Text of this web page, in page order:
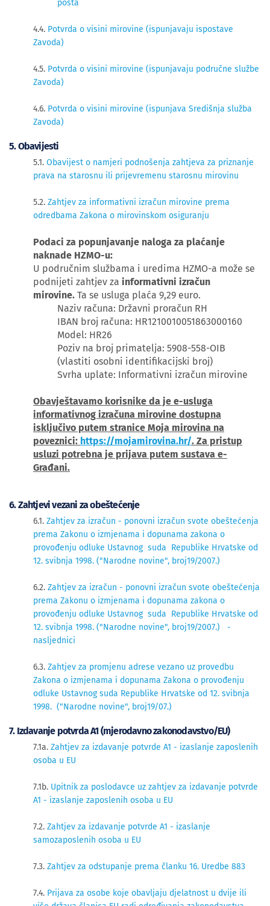
posta
4.4. Potvrda o visini mirovine (ispunjavaju ispostave
Zavoda)
4.5. Potvrda o visini mirovine (ispunjavaju područne službe
Zavoda)
4.6. Potvrda o visini mirovine (ispunjava Središnja služba
Zavoda)
​5. Obavijesti
5.1. Obavijest o namjeri podnošenja zahtjeva za priznanje
prava na starosnu ili prijevremenu starosnu mirovinu
5.2. Zahtjev za informativni izračun mirovine prema
odredbama Zakona o mirovinskom osiguranju
Podaci za popunjavanje naloga za plaćanje
naknade HZMO-u:
U područnim službama i uredima HZMO-a može se
podnijeti zahtjev za informativni izračun
mirovine. Ta se usluga plaća 9,29 euro.
Naziv računa: Državni proračun RH
IBAN broj računa: HR1210010051863000160
Model: HR26
Poziv na broj primatelja: 5908-558-OIB
(vlastiti osobni identifikacijski broj)
Svrha uplate: Informativni izračun mirovine
Obavještavamo korisnike da je e-usluga
informativnog izračuna mirovine dostupna
isključivo putem stranice Moja mirovina na
poveznici: https://mojamirovina.hr/. Za pristup
usluzi potrebna je prijava putem sustava e-
Građani.
6. Zahtjevi vezani za obeštećenje
6.1. Zahtjev za izračun - ponovni izračun svote obeštećenja
prema Zakonu o izmjenama i dopunama zakona o
provođenju odluke Ustavnog suda Republike Hrvatske od
12. svibnja 1998. ("Narodne novine", broj19/2007.)
6.2. Zahtjev za izračun - ponovni izračun svote obeštećenja
prema Zakonu o izmjenama i dopunama zakona o
provođenju odluke Ustavnog suda Republike Hrvatske od
12. svibnja 1998. ("Narodne novine", broj19/2007.) -
nasljednici
6.3. Zahtjev za promjenu adrese vezano uz provedbu
Zakona o izmjenama i dopunama Zakona o provođenju
odluke Ustavnog suda Republike Hrvatske od 12. svibnja
1998. ("Narodne novine", broj19/07.)
7. Izdavanje potvrda A1 (mjerodavno zakonodavstvo/EU)
7.1a. Zahtjev za izdavanje potvrde A1 - izaslanje zaposlenih
osoba u EU
7.1b. Upitnik za poslodavce uz zahtjev za izdavanje potvrde
A1 - izaslanje zaposlenih osoba u EU
7.2. Zahtjev za izdavanje potvrde A1 - izaslanje
samozaposlenih osoba u EU
7.3. Zahtjev za odstupanje prema članku 16. Uredbe 883
7.4. Prijava za osobe koje obavljaju djelatnost u dvije ili